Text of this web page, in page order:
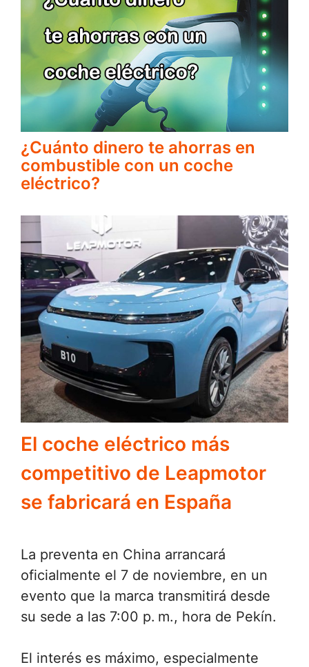
¿Cuánto dinero te ahorras en
combustible con un coche
eléctrico?
El coche eléctrico más
competitivo de Leapmotor
se fabricará en España
La preventa en China arrancará
oficialmente el 7 de noviembre, en un
evento que la marca transmitirá desde
su sede a las 7:00 p. m., hora de Pekín.
El interés es máximo, especialmente